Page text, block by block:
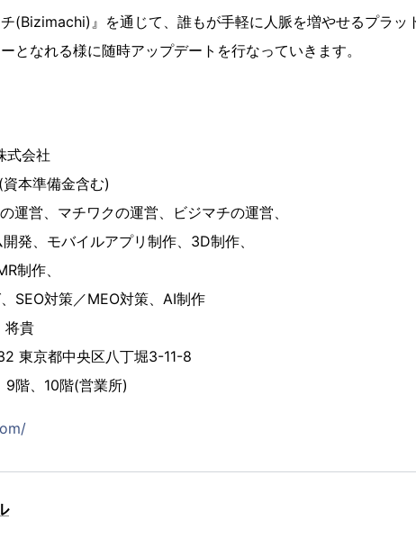
(Bizimachi)』を通じて、誰もが手軽に人脈を増やせるプラッ
となれる様に随時アップデートを行なっていきます。
式会社
本準備金含む)
運営、マチワクの運営、ビジマチの運営、
発、モバイルアプリ制作、3D制作、
制作、
SEO対策／MEO対策、AI制作
将貴
東京都中央区八丁堀3-11-8
階、10階(営業所)